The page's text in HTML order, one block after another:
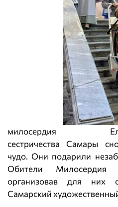
милосердия
сестричества Самары
чудо. Они подарили
Обители
организовав для них
Самарский